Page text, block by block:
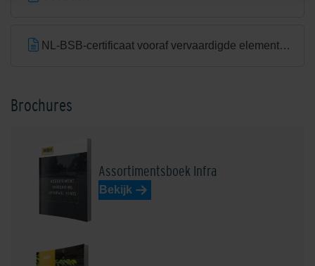
NL-BSB-certificaat vooraf vervaardigde elementen van beton (Aalst) K20305
Brochures
Assortimentsboek Infra
Bekijk